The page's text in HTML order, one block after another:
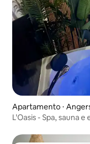
Apartamento ⋅
L'Oasis - Spa, sauna